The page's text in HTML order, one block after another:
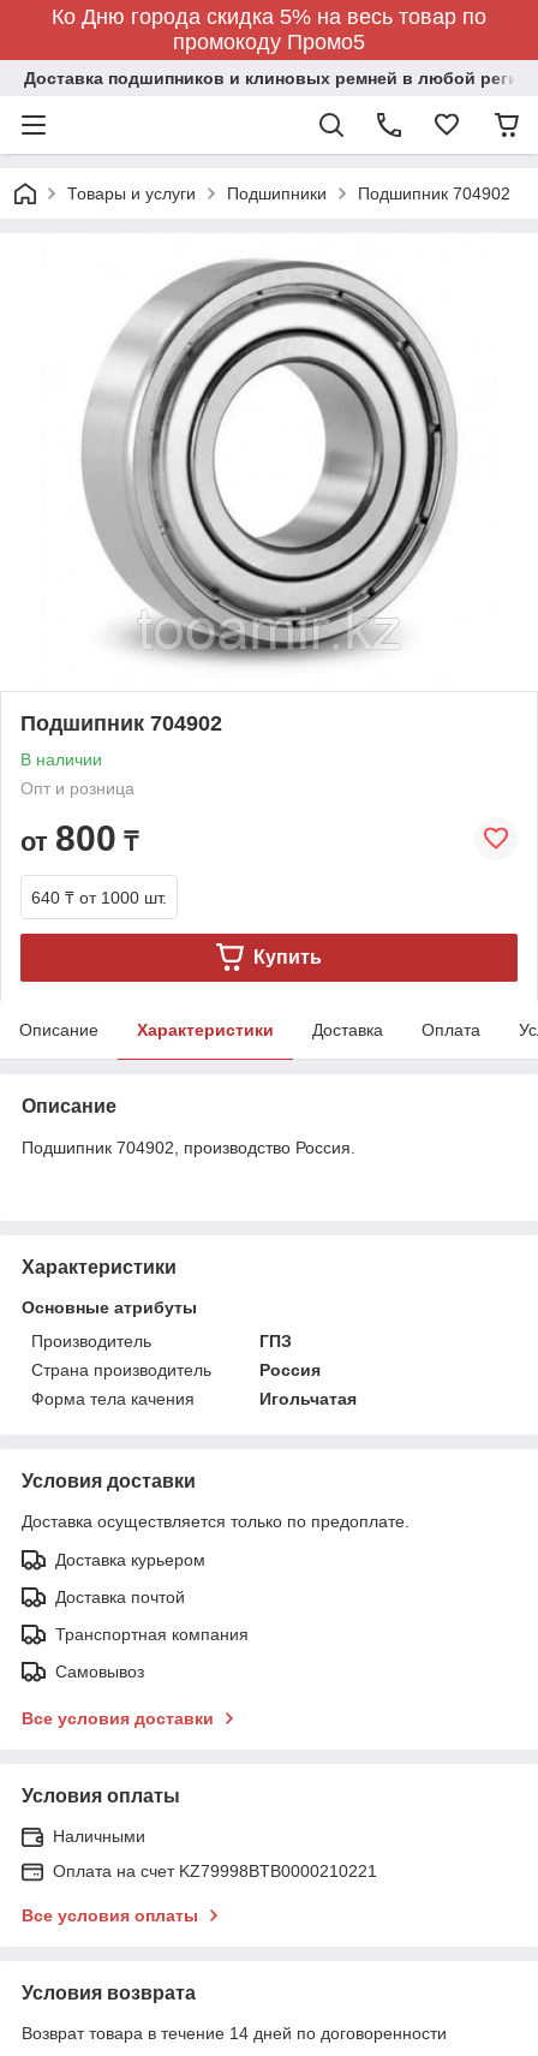
Ко Дню города скидка 5% на весь товар по
промокоду Промо5
Доставка подшипников и клиновых ремней в любой регион
Товары и услуги Подшипники Подшипник 704902
Подшипник 704902
В наличии
Опт и розница
от 800 ₸
640 ₸ от 1000 шт.
Купить
Описание Характеристики Доставка Оплата
Описание
Подшипник 704902, производство Россия.
Характеристики
Основные атрибуты
Производитель
ГПЗ
Страна производитель
Россия
Форма тела качения
Игольчатая
Условия доставки
Доставка осуществляется только по предоплате.
Доставка курьером
Доставка почтой
Транспортная компания
Самовывоз
Все условия доставки
Условия оплаты
Наличными
Оплата на счет KZ79998BTB0000210221
Все условия оплаты
Условия возврата
Возврат товара в течение 14 дней по договоренности